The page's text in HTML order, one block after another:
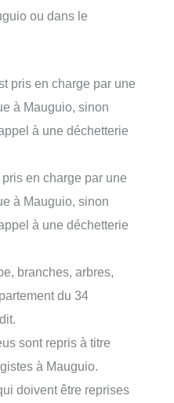
ou dans le
pris en charge par une
à Mauguio, sinon
à une déchetterie
en charge par une
à Mauguio, sinon
à une déchetterie
branches, arbres,
du 34
sont repris à titre
à Mauguio.
doivent être reprises